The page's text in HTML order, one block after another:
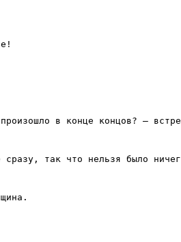
в конце концов? –
сразу, так что нельзя было